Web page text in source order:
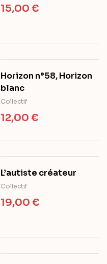
15,00 €
Horizon n°58, Horizon
blanc
Collectif
12,00 €
L’autiste créateur
Collectif
19,00 €